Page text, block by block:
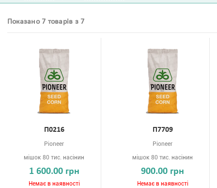
Показано 7 товарів з 7
П0216
Pioneer
мішок 80 тис. насінин
1 600.00 грн
Немає в наявності
П7709
Pioneer
мішок 80 тис. насінин
900.00 грн
Немає в наявності